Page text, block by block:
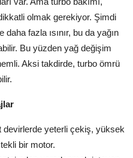
olmak gerekiyor. Şimdi
fazla ısınır, bu da yağın
Bu yüzden yağ değişim
Aksi takdirde, turbo ömrü
devirlerde yeterli çekiş, yüksek
bir motor.